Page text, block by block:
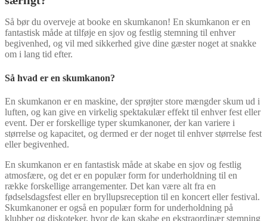
Så bør du overveje at booke en skumkanon! En skumkanon er en
fantastisk måde at tilføje en sjov og festlig stemning til enhver
begivenhed, og vil med sikkerhed give dine gæster noget at snakke
om i lang tid efter.
Så hvad er en skumkanon?
En skumkanon er en maskine, der sprøjter store mængder skum ud i
luften, og kan give en virkelig spektakulær effekt til enhver fest eller
event. Der er forskellige typer skumkanoner, der kan variere i
størrelse og kapacitet, og dermed er der noget til enhver størrelse fest
eller begivenhed.
En skumkanon er en fantastisk måde at skabe en sjov og festlig
atmosfære, og det er en populær form for underholdning til en
række forskellige arrangementer. Det kan være alt fra en
fødselsdagsfest eller en bryllupsreception til en koncert eller festival.
Skumkanoner er også en populær form for underholdning på
klubber og diskoteker, hvor de kan skabe en ekstraordinær stemning